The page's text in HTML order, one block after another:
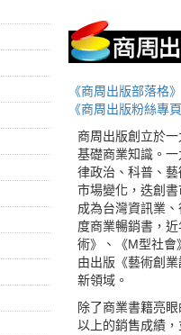
《商周出版部落格》
《商周出版粉絲專頁
商周出版創立於
基礎商業知識。
律政治、科普、
市場變化，迭創
成為台灣資訊業
度商業暢銷書，
術》、《M型社會
由出版《藝術創
新領域。
除了商業書籍亮
以上的銷售成績